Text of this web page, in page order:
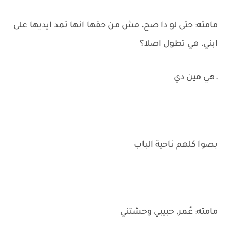
مامته: حتى لو دا صح، مش من حقها انها تمد ايديها على
ابني، هي تطول اصلا؟
ـ هي مين دي
بصوا كلهم ناحية الباب
مامته: عُمر، حبيبي وحشتني